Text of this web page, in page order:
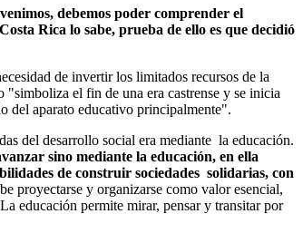
debemos poder comprender el
Rica lo sabe, prueba de ello es que decidió
de invertir los limitados recursos de la
el fin de una era castrense y se inicia
del aparato educativo principalmente".
del desarrollo social era mediante la educación.
sino mediante la educación, en ella
de construir sociedades solidarias, con
proyectarse y organizarse como valor esencial,
educación permite mirar, pensar y transitar por